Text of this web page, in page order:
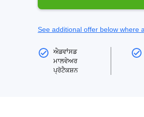
See additional offer below where
ਐਡਵਾਂਸਡ
ਮਾਲਵੇਅਰ
ਪ੍ਰੋਟੈਕਸ਼ਨ